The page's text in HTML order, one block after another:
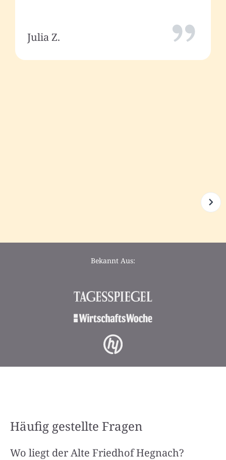
Julia Z.
Bekannt Aus:
Häufig gestellte Fragen
Wo liegt der Alte Friedhof Hegnach?